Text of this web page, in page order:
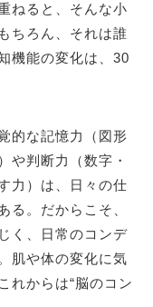
ねると、そんな小
ちろん、それは誰
機能の変化は、30
的な記憶力（図形
や判断力（数字・
力）は、日々の仕
る。だからこそ、
く、日常のコンデ
肌や体の変化に気
れからは“脳のコン